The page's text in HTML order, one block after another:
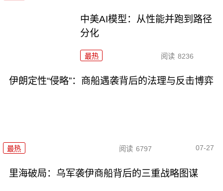
中美AI模型：从性能并跑到路径
分化
最热 阅读 8236
伊朗定性“侵略”：商船遇袭背后的法理与反击博弈
最热 阅读 6797 07-27
里海破局：乌军袭伊商船背后的三重战略图谋